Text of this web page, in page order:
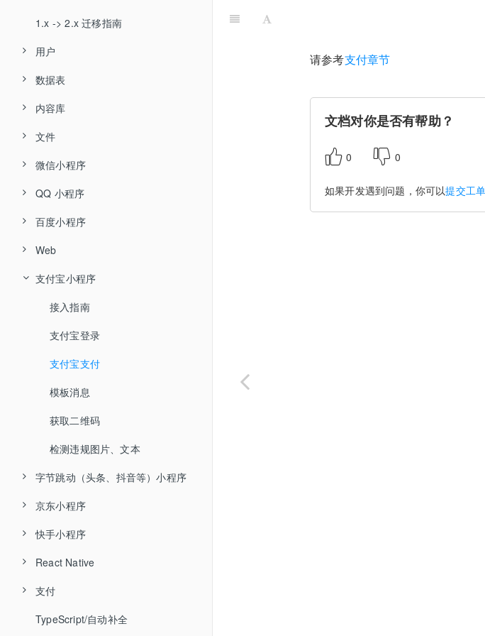
新手入门 - iOS
新手入门 - Android
新手入门 - 京东小程序
新手入门 - 快手小程序
1.x -> 2.x 迁移指南
用户
登入登出
当前用户
数据表
数据类型
新增数据项
更新数据项
删除数据项
获取单条数据
查询数据列表
分页和排序
地理位置操作
字段过滤与扩展
实时数据库（WebSocket）
API REFERENCE
TableObject
TableRecord
Query
数据表操作常见错误
内容库
内容操作
渲染内容
微信小程序
Web
文件
文件操作
文件分类操作
微信小程序
接入指南
微信登录
微信支付
网络请求
模板消息
订阅消息
微信加密数据解密
检测违规图片、音频、文本
获取二维码
微信 unionid 登录
微信安全风控
微信小程序私密消息
QQ 小程序
接入指南
QQ 登录
QQ 支付
网络请求
模板消息
订阅消息
QQ 加密数据解密
检测违规图片、文本
百度小程序
接入指南
百度登录
网络请求
百度支付
模板消息
Web
接入指南
登入登出
支付
第三方授权配置
获取微信 JSSDK 调用凭证
支付宝小程序
接入指南
支付宝登录
支付宝支付
模板消息
获取二维码
检测违规图片、文本
字节跳动（头条、抖音等）小程序
接入指南
字节跳动登录
字节跳动小程序支付
模板消息
获取二维码
京东小程序
接入指南
京东登录
快手小程序
接入指南
快手登录
React Native
接入指南
登入登出
支付
微信小程序支付
TypeScript/自动补全
请参考支付章节
文档对你是否有帮助？
0 0
如果开发遇到问题，你可以提交工